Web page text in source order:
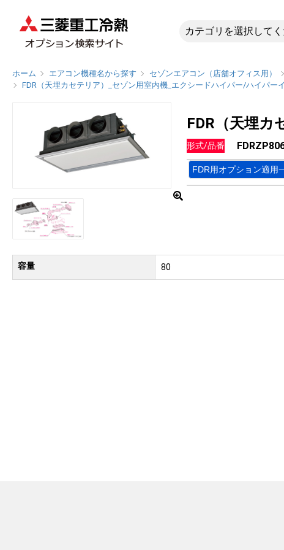
ホーム エアコン機種名から探す セゾンエアコン（店舗オフィス用）
FDR（天埋カセテリア）_セゾン用室内機_エクシードハイパー/ハイパー
FDR（天埋カ
形式/品番
FDR用オプション適用
容量 80